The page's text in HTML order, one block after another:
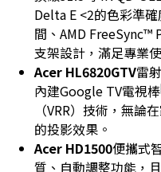
Delta E <2的色彩準
間、AMD
支架設計，滿足專業
Acer HL6820GTV雷
內建Google TV電視棒
（VRR）技術，無論
的投影效果。
Acer HD1500便攜式
質、自動調整功能，